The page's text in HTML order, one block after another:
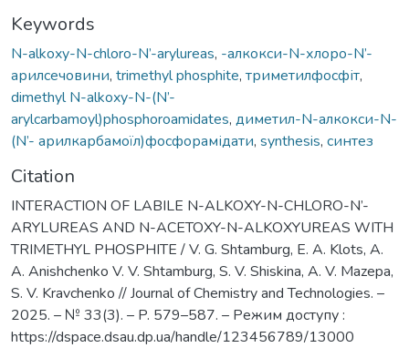
Keywords
N-alkoxy-N-chloro-N’-arylureas, -алкокси-N-хлоро-N’-
арилсечовини, trimethyl phosphite, триметилфосфіт,
dimethyl N-alkoxy-N-(N’-
arylcarbamoyl)phosphoroamidates, диметил-N-алкокси-N-
(N’- арилкарбамоїл)фосфорамідати, synthesis, синтез
Citation
INTERACTION OF LABILE N-ALKOXY-N-CHLORO-N’-
ARYLUREAS AND N-ACETOXY-N-ALKOXYUREAS WITH
TRIMETHYL PHOSPHITE / V. G. Shtamburg, E. A. Klots, A.
A. Anishchenko V. V. Shtamburg, S. V. Shiskina, A. V. Mazepa,
S. V. Kravchenko // Journal of Chemistry and Technologies. –
2025. – № 33(3). – P. 579–587. – Режим доступу :
https://dspace.dsau.dp.ua/handle/123456789/13000